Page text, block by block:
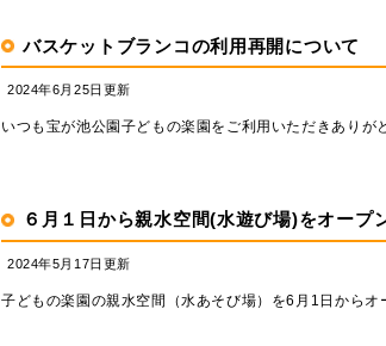
バスケットブランコの利用再開について
2024年6月25日更新
いつも宝が池公園子どもの楽園をご利用いただきありが
６月１日から親水空間(水遊び場)をオープ
2024年5月17日更新
子どもの楽園の親水空間（水あそび場）を6月1日から